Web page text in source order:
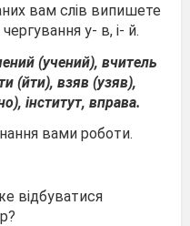
вам слів випишете
у- в, і- й.
(учений), вчитель
(йти), взяв (узяв),
інститут, вправа.
вами роботи.
відбуватися